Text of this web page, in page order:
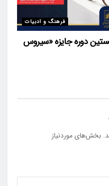
فرهنگ و ادبیات
دوره جایزه «سیروس
بخش‌های موردنیاز